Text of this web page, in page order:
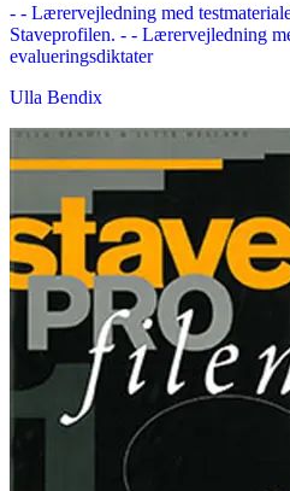
- - Lærervejledning med
Staveprofilen. - - Lærervejledning
evalueringsdiktater
Ulla Bendix